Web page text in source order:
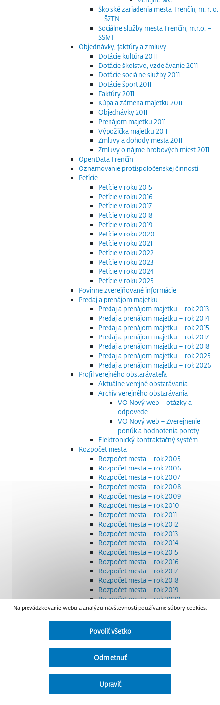
Školské zariadenia mesta Trenčín, m. r. o.
– ŠZTN
Sociálne služby mesta Trenčín, m.r.o. –
SSMT
Objednávky, faktúry a zmluvy
Dotácie kultúra 2011
Dotácie školstvo, vzdelávanie 2011
Dotácie sociálne služby 2011
Dotácie šport 2011
Faktúry 2011
Kúpa a zámena majetku 2011
Objednávky 2011
Prenájom majetku 2011
Výpožička majetku 2011
Zmluvy a dohody mesta 2011
Zmluvy o nájme hrobových miest 2011
OpenData Trenčín
Oznamovanie protispoločenskej činnosti
Petície
Petície v roku 2015
Petície v roku 2016
Petície v roku 2017
Petície v roku 2018
Petície v roku 2019
Petície v roku 2020
Petície v roku 2021
Petície v roku 2022
Petície v roku 2023
Petície v roku 2024
Petície v roku 2025
Povinne zverejňované informácie
Predaj a prenájom majetku
Predaj a prenájom majetku – rok 2013
Predaj a prenájom majetku – rok 2014
Predaj a prenájom majetku – rok 2015
Predaj a prenájom majetku – rok 2017
Predaj a prenájom majetku – rok 2018
Predaj a prenájom majetku – rok 2025
Predaj a prenájom majetku – rok 2026
Profil verejného obstarávateľa
Aktuálne verejné obstarávania
Archív verejného obstarávania
VO Nový web – otázky a
odpovede
VO Nový web – Zverejnenie
ponúk a hodnotenia poroty
Elektronický kontraktačný systém
Rozpočet mesta
Rozpočet mesta – rok 2005
Rozpočet mesta – rok 2006
Rozpočet mesta – rok 2007
Rozpočet mesta – rok 2008
Rozpočet mesta – rok 2009
Rozpočet mesta – rok 2010
Rozpočet mesta – rok 2011
Rozpočet mesta – rok 2012
Rozpočet mesta – rok 2013
Rozpočet mesta – rok 2014
Rozpočet mesta – rok 2015
Rozpočet mesta – rok 2016
Rozpočet mesta – rok 2017
Rozpočet mesta – rok 2018
Rozpočet mesta – rok 2019
Rozpočet mesta – rok 2020
Rozpočet mesta – rok 2021
Rozpočet mesta – rok 2023
Rozpočet mesta – rok 2024
Rozpočet mesta – rok 2026
Strategické dokumenty
Transparentnosť a výdavky na štátnu reklamu
Úradná tabuľa
Na prevádzkovanie webu a analýzu návštevnosti používame súbory cookies.
Povoliť všetko
Odmietnuť
Upraviť